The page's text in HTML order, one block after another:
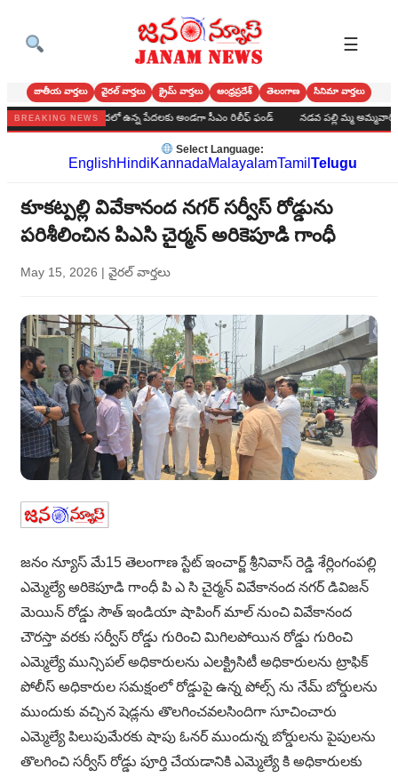
☰
జాతీయ వార్తలు వైరల్ వార్తలు క్రైమ్ వార్తలు ఆంధ్రప్రదేశ్ తెలంగాణ సినిమా వార్తలు
BREAKING NEWS
సారె* ఆపదలో ఉన్న పేదలకు అండగా సీఎం రిలీఫ్ ఫండ్ నడవ పల్లి మ్మ అమ్మవారికి
Select Language:
EnglishHindiKannadaMalayalamTamil Telugu
కూకట్పల్లి వివేకానంద నగర్ సర్వీస్ రోడ్డును
పరిశీలించిన పిఎసి చైర్మన్ అరికెపూడి గాంధీ
May 15, 2026 | వైరల్ వార్తలు
జనం న్యూస్ మే15 తెలంగాణ స్టేట్ ఇంచార్జ్ శ్రీనివాస్ రెడ్డి శేర్లింగంపల్లి
ఎమ్మెల్యే అరికెపూడి గాంధీ పి ఎ సి చైర్మన్ వివేకానంద నగర్ డివిజన్
మెయిన్ రోడ్డు సౌత్ ఇండియా షాపింగ్ మాల్ నుంచి వివేకానంద
చౌరస్తా వరకు సర్వీస్ రోడ్డు గురించి మిగిలపోయిన రోడ్డు గురించి
ఎమ్మెల్యే మున్సిపల్ అధికారులను ఎలక్ట్రిసిటీ అధికారులను ట్రాఫిక్
పోలీస్ అధికారుల సమక్షంలో రోడ్డుపై ఉన్న పోల్స్ ను నేమ్ బోర్డులను
ముందుకు వచ్చిన షెడ్లను తొలగించవలసిందిగా సూచించారు
ఎమ్మెల్యే పిలుపుమేరకు షాపు ఓనర్ ముందున్న బోర్డులను పైపులను
తొలగించి సర్వీస్ రోడ్డు పూర్తి చేయడానికి ఎమ్మెల్యే కి అధికారులకు